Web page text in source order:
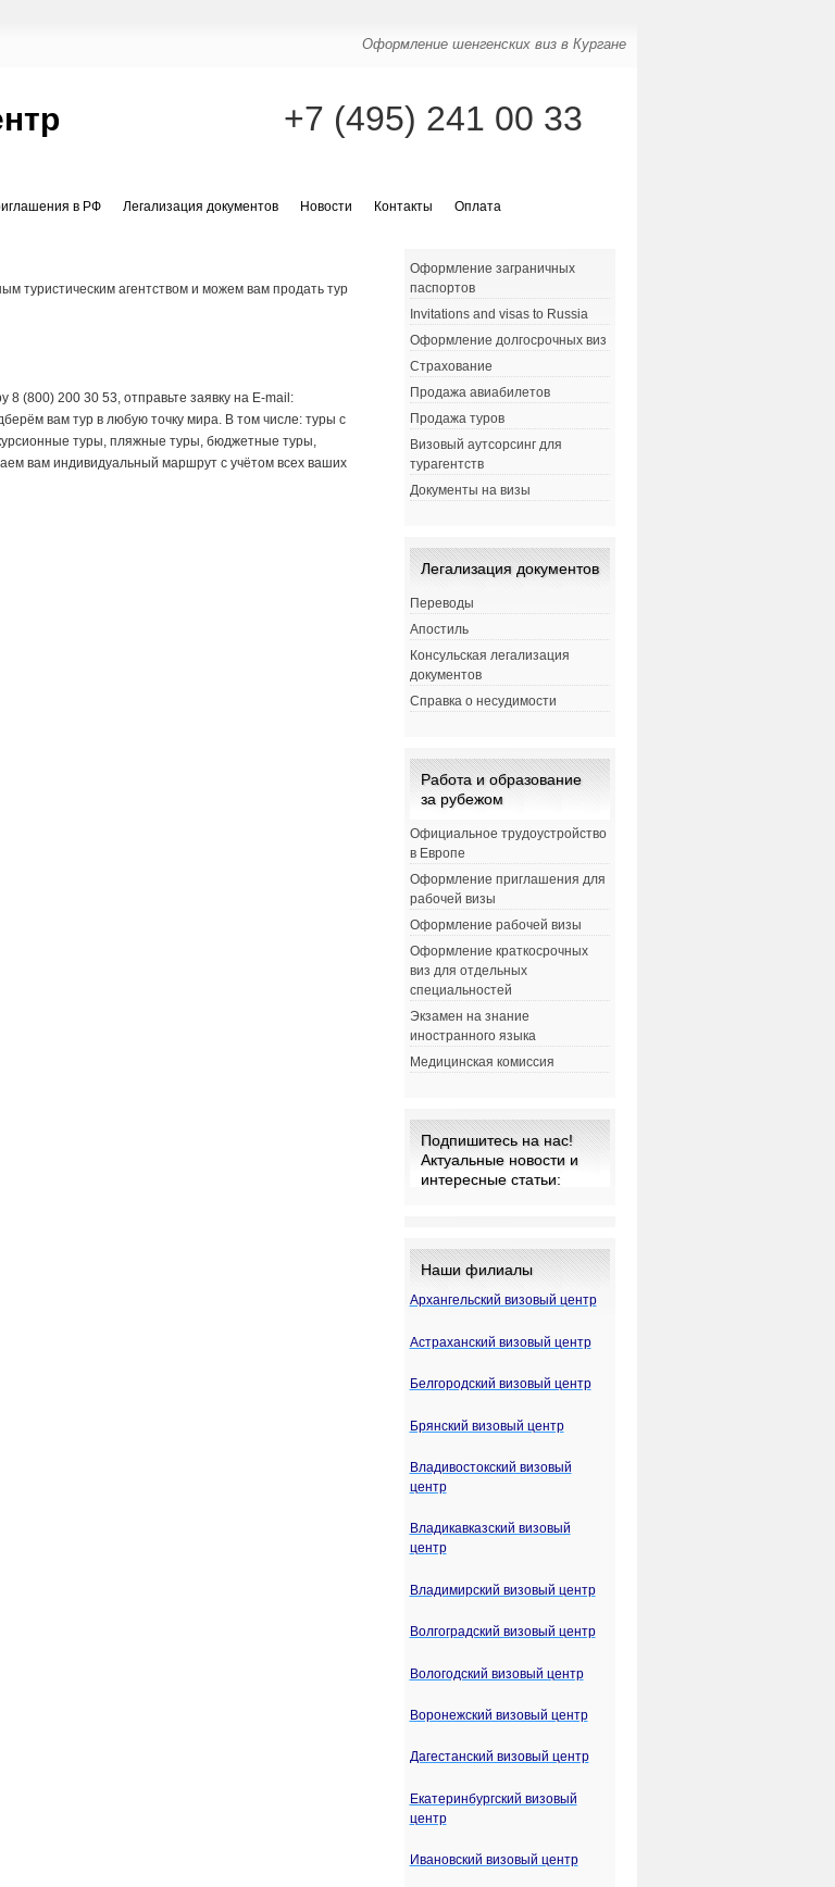
Оформление шенгенских виз в Кургане
+7 (495) 241 00 33
в РФ Легализация документов Новости Контакты Оплата
туристическим агентством и можем вам продать тур
8 (800) 200 30 53, отправьте заявку на E-mail:
вам тур в любую точку мира. В том числе: туры с
туры, пляжные туры, бюджетные туры,
вам индивидуальный маршрут с учётом всех ваших
Оформление заграничных
паспортов
Invitations and visas to Russia
Оформление долгосрочных виз
Страхование
Продажа авиабилетов
Продажа туров
Визовый аутсорсинг для
турагентств
Документы на визы
Легализация документов
Переводы
Апостиль
Консульская легализация
документов
Справка о несудимости
Работа и образование
за рубежом
Официальное трудоустройство
в Европе
Оформление приглашения для
рабочей визы
Оформление рабочей визы
Оформление краткосрочных
виз для отдельных
специальностей
Экзамен на знание
иностранного языка
Медицинская комиссия
Подпишитесь на нас!
Актуальные новости и
интересные статьи:
Наши филиалы
Архангельский визовый центр
Астраханский визовый центр
Белгородский визовый центр
Брянский визовый центр
Владивостокский визовый
центр
Владикавказский визовый
центр
Владимирский визовый центр
Волгоградский визовый центр
Вологодский визовый центр
Воронежский визовый центр
Дагестанский визовый центр
Екатеринбургский визовый
центр
Ивановский визовый центр